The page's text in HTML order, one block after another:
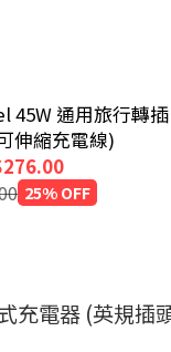
45W 通用旅行轉插
伸縮充電線)
25% OFF